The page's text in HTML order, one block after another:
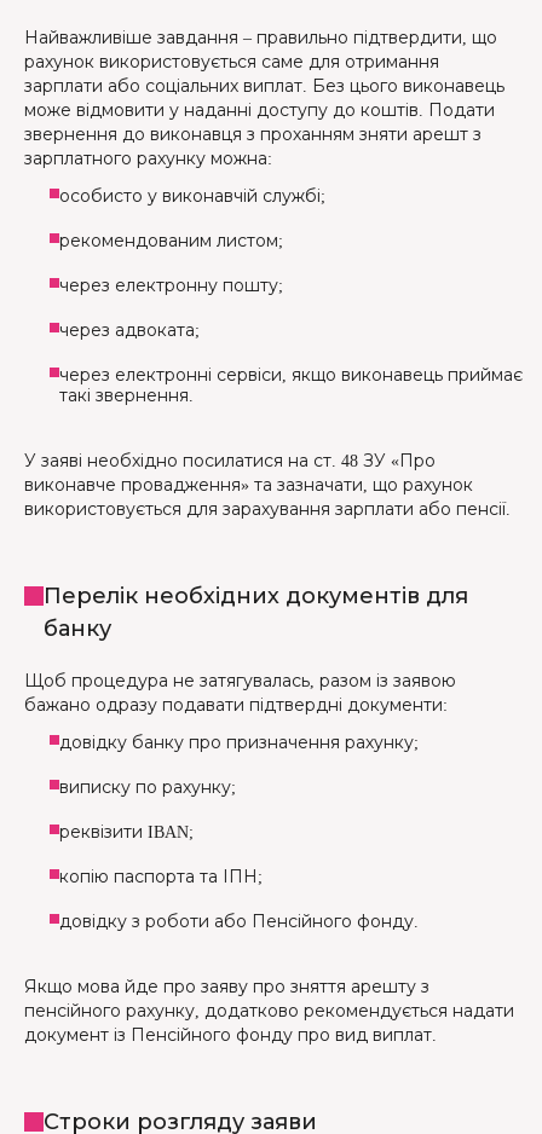
Найважливіше завдання – правильно підтвердити, що
рахунок використовується саме для отримання
зарплати або соціальних виплат. Без цього виконавець
може відмовити у наданні доступу до коштів. Подати
звернення до виконавця з проханням зняти арешт з
зарплатного рахунку можна:
особисто у виконавчій службі;
рекомендованим листом;
через електронну пошту;
через адвоката;
через електронні сервіси, якщо виконавець приймає
такі звернення.
У заяві необхідно посилатися на ст. 48 ЗУ «Про
виконавче провадження» та зазначати, що рахунок
використовується для зарахування зарплати або пенсії.
Перелік необхідних документів для
банку
Щоб процедура не затягувалась, разом із заявою
бажано одразу подавати підтвердні документи:
довідку банку про призначення рахунку;
виписку по рахунку;
реквізити IBAN;
копію паспорта та ІПН;
довідку з роботи або Пенсійного фонду.
Якщо мова йде про заяву про зняття арешту з
пенсійного рахунку, додатково рекомендується надати
документ із Пенсійного фонду про вид виплат.
Строки розгляду заяви